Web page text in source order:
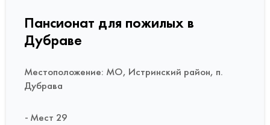
Пансионат для пожилых в
Дубраве
Местоположение: МО, Истринский район, п.
Дубрава
Мест 29